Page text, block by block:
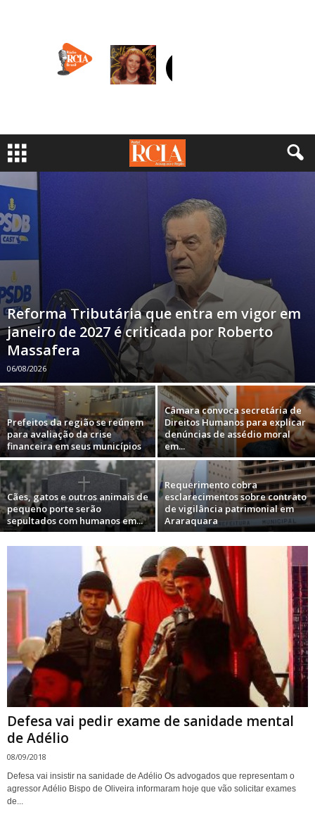
Reforma Tributária que entra em vigor em
janeiro de 2027 é criticada por Roberto
Massafera
06/08/2026
Prefeitos da região se reúnem
para avaliação da crise
financeira em seus municípios
Câmara convoca secretária de
Direitos Humanos para explicar
denúncias de assédio moral
em...
Cães, gatos e outros animais de
pequeno porte serão
sepultados com humanos em...
Requerimento cobra
esclarecimentos sobre contrato
de vigilância patrimonial em
Araraquara
Defesa vai pedir exame de sanidade mental
de Adélio
08/09/2018
Defesa vai insistir na sanidade de Adélio Os advogados que representam o
agressor Adélio Bispo de Oliveira informaram hoje que vão solicitar exames
de...